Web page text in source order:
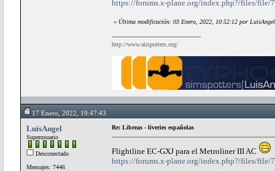
https://forums.x-plane.org/index.php?/files/file/
« Última modificación: 03 Enero, 2022, 10:52:12 por LuisAngel
http://www.airspotters.org/
17 Enero, 2022, 19:47:43
LuisAngel
Superusuario
Desconectado
Mensajes: 7446
Re: Libreas - liveries españolas
Flightline EC-GXJ para el Metroliner III AC
https://forums.x-plane.org/index.php?/files/